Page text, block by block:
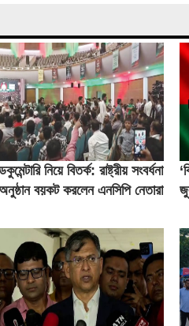
নিয়ে বিতর্ক: রাষ্ট্রীয় সংবর্ধনা
বয়কট করলেন এনসিপি নেতারা